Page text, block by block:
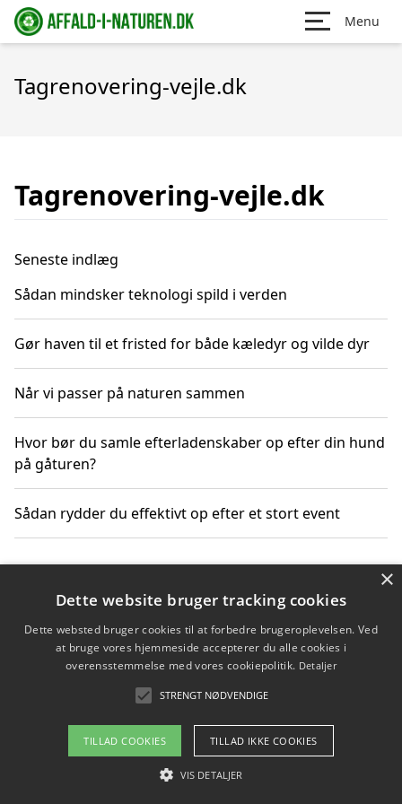
Menu
Tagrenovering-vejle.dk
Tagrenovering-vejle.dk
Seneste indlæg
Sådan mindsker teknologi spild i verden
Gør haven til et fristed for både kæledyr og vilde dyr
Når vi passer på naturen sammen
Hvor bør du samle efterladenskaber op efter din hund
på gåturen?
Sådan rydder du effektivt op efter et stort event
Copyright 2026 - Pilanto Aps
Om / kontakt
Blog Betingelser
×
Dette website bruger tracking cookies
Dette websted bruger cookies til at forbedre brugeroplevelsen. Ved
at bruge vores hjemmeside accepterer du alle cookies i
overensstemmelse med vores cookiepolitik. Detaljer
STRENGT NØDVENDIGE
TILLAD COOKIES TILLAD IKKE COOKIES
VIS DETALJER